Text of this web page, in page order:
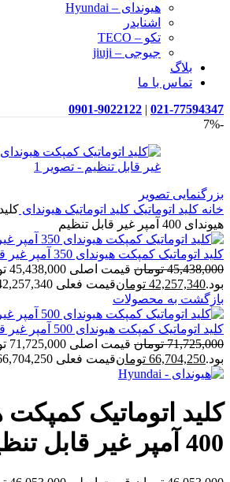
هیوندای – Hyundai
اشنایدر
تکو – TECO
جیوجی – jiuji
بلاگ
تماس با ما
021-77594347
|
0901-9022122
-7%
بزرگنمایی تصویر
خانه کلید اتوماتیک کلید اتوماتیک هیوندای
هیوندای 400 آمپر غیر قابل تنظیم
کلید اتوماتیک کمپکت هیوندای 350 آمپر غیر قابل تنظیم
45,438,000 تومان
بود.42,257,340 تومانقیمت فعلی 42,257,340 تومان است.
بازگشت به محصولات
کلید اتوماتیک کمپکت هیوندای 500 آمپر غیر قابل تنظیم
71,725,000 تومان
بود.66,704,250 تومانقیمت فعلی 66,704,250 تومان است.
کلید اتوماتیک کمپکت
400 آمپر غیر قابل تنظیم